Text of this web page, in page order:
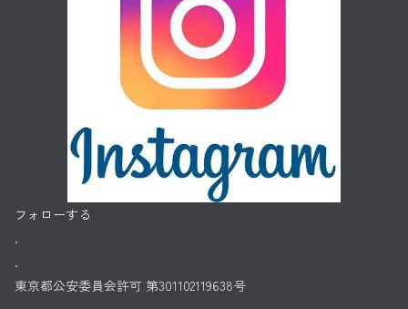
フォローする
.
.
東京都公安委員会許可 第301102119638号